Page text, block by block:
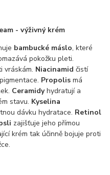
- výživný krém
bambucké máslo, které
pokožku pleti.
vráskám. Niacinamidčistí
Propolis má
Ceramidyhydratují a
stavu. Kyselina
dávku hydratace. Retinol
zajišťuje jeho přímou
krém tak účinně bojuje proti